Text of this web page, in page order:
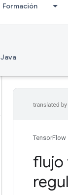
Formación
Java
TensorFlow
flujo